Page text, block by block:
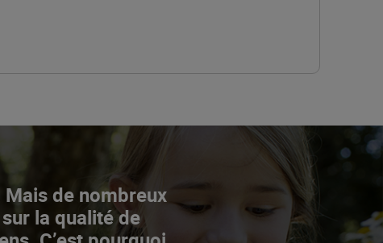
!
de nombreux
la qualité de